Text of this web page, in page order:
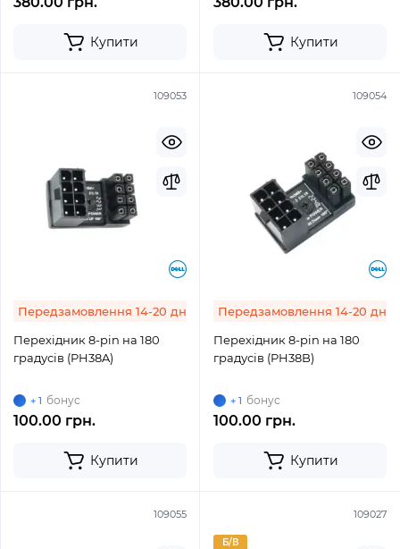
Купити Купити
109053
Передзамовлення 14-20 днів
Перехідник 8-pin на 180
градусів (PH38A)
+ 1 бонус
100.00 грн.
Купити
109054
Передзамовлення 14-20 днів
Перехідник 8-pin на 180
градусів (PH38B)
+ 1 бонус
100.00 грн.
Купити
109055 109027
Б/В